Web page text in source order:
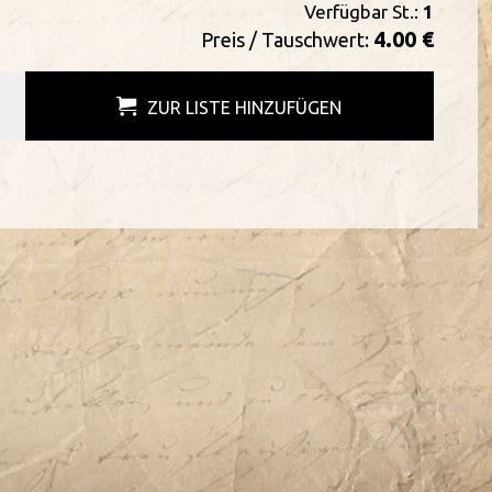
Verfügbar St.: 1
Preis / Tauschwert: 4.00 €
ZUR LISTE HINZUFÜGEN